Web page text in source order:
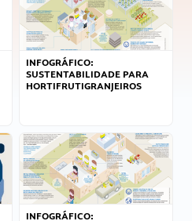
INFOGRÁFICO:
SUSTENTABILIDADE PARA
HORTIFRUTIGRANJEIROS
INFOGRÁFICO: